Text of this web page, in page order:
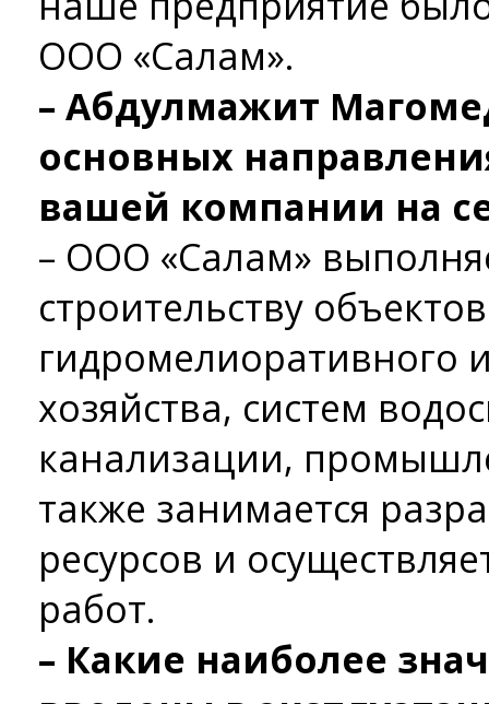
ООО «Салам».
– Абдулмажит
основных
вашей компании на
– ООО «Салам»
строительству
гидромелиоративного
хозяйства, систем
канализации,
также занимается
ресурсов и
работ.
– Какие наиболее